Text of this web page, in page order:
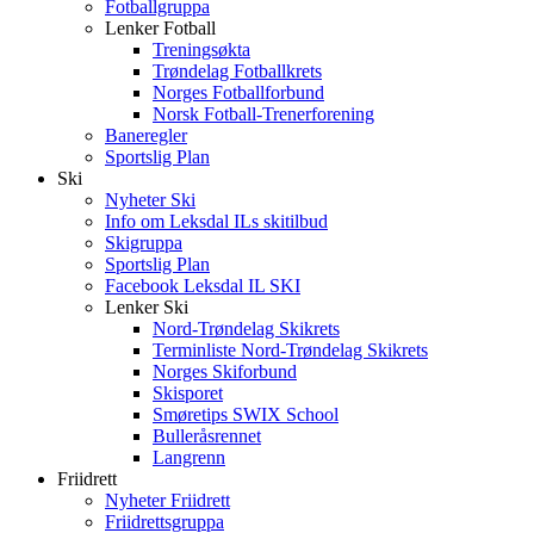
Fotballgruppa
Lenker Fotball
Treningsøkta
Trøndelag Fotballkrets
Norges Fotballforbund
Norsk Fotball-Trenerforening
Baneregler
Sportslig Plan
Ski
Nyheter Ski
Info om Leksdal ILs skitilbud
Skigruppa
Sportslig Plan
Facebook Leksdal IL SKI
Lenker Ski
Nord-Trøndelag Skikrets
Terminliste Nord-Trøndelag Skikrets
Norges Skiforbund
Skisporet
Smøretips SWIX School
Bulleråsrennet
Langrenn
Friidrett
Nyheter Friidrett
Friidrettsgruppa